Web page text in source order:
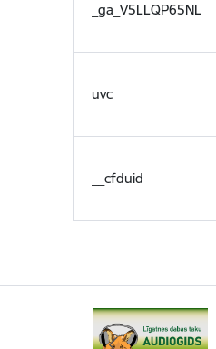
_ga_V5LLQP65NL
uvc
__cfduid